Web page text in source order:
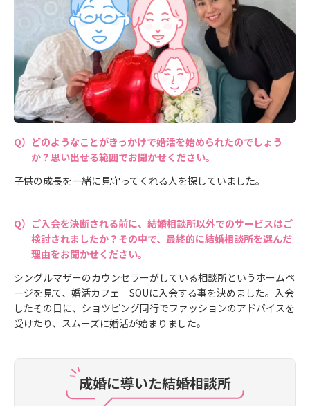
どのようなことがきっかけで婚活を始められたのでしょう
か？思い出せる範囲でお聞かせください。
子供の成長を一緒に見守ってくれる人を探していました。
ご入会を決断される前に、結婚相談所以外でのサービスはご
検討されましたか？その中で、最終的に結婚相談所を選んだ
理由をお聞かせください。
シングルマザーのカウンセラーがしている相談所というホームペ
ージを見て、婚活カフェ SOUに入会する事を決めました。入会
したその日に、ショツピング同行でファッションのアドバイスを
受けたり、スムーズに婚活が始まりました。
成婚に導いた結婚相談所